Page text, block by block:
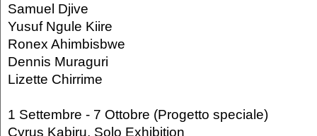
Samuel Djive
Yusuf Ngule Kiire
Ronex Ahimbisbwe
Dennis Muraguri
Lizette Chirrime
1 Settembre - 7 Ottobre (Progetto speciale)
Cyrus Kabiru, Solo Exhibition